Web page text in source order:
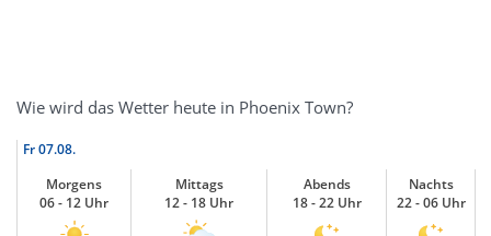
Wie wird das Wetter heute in Phoenix Town?
Fr07.08.
Morgens
06 - 12 Uhr
Mittags
12 - 18 Uhr
Abends
18 - 22 Uhr
Nachts
22 - 06 Uhr